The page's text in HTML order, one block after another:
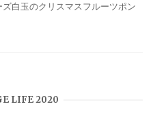
白玉のクリスマスフルーツポン
LIFE 2020